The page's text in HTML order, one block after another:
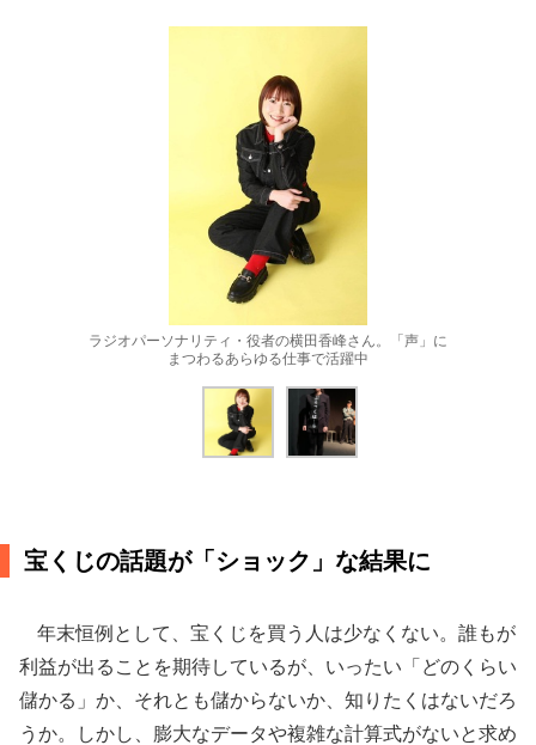
ラジオパーソナリティ・役者の横田香峰さん。「声」に
まつわるあらゆる仕事で活躍中
宝くじの話題が「ショック」な結果に
年末恒例として、宝くじを買う人は少なくない。誰もが
利益が出ることを期待しているが、いったい「どのくらい
儲かる」か、それとも儲からないか、知りたくはないだろ
うか。しかし、膨大なデータや複雑な計算式がないと求め